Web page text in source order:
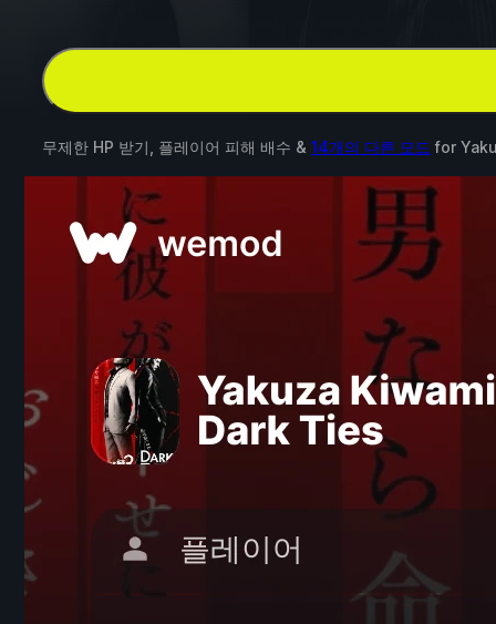
무제한 HP 받기, 플레이어 피해 배수 & 14개의 다른 모드 for